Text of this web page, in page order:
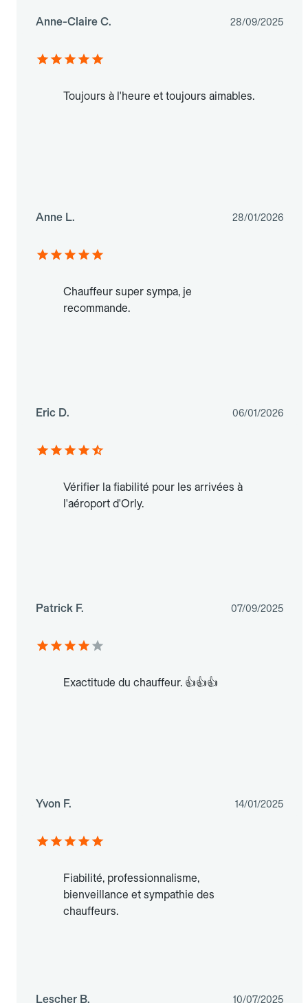
Anne-Claire C. 28/09/2025
Toujours à l'heure et toujours aimables.
Anne L. 28/01/2026
Chauffeur super sympa, je
recommande.
Eric D. 06/01/2026
Vérifier la fiabilité pour les arrivées à
l'aéroport d'Orly.
Patrick F. 07/09/2025
Exactitude du chauffeur. 👍👍👍
Yvon F. 14/01/2025
Fiabilité, professionnalisme,
bienveillance et sympathie des
chauffeurs.
Lescher B. 10/07/2025